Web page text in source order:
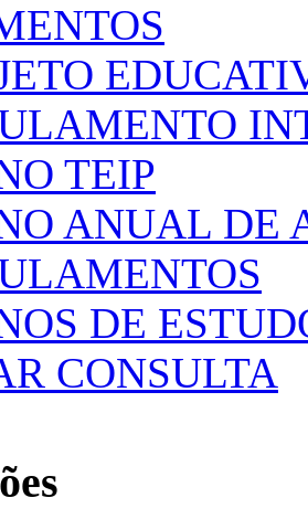
TEIP
ANUAL DE
DE